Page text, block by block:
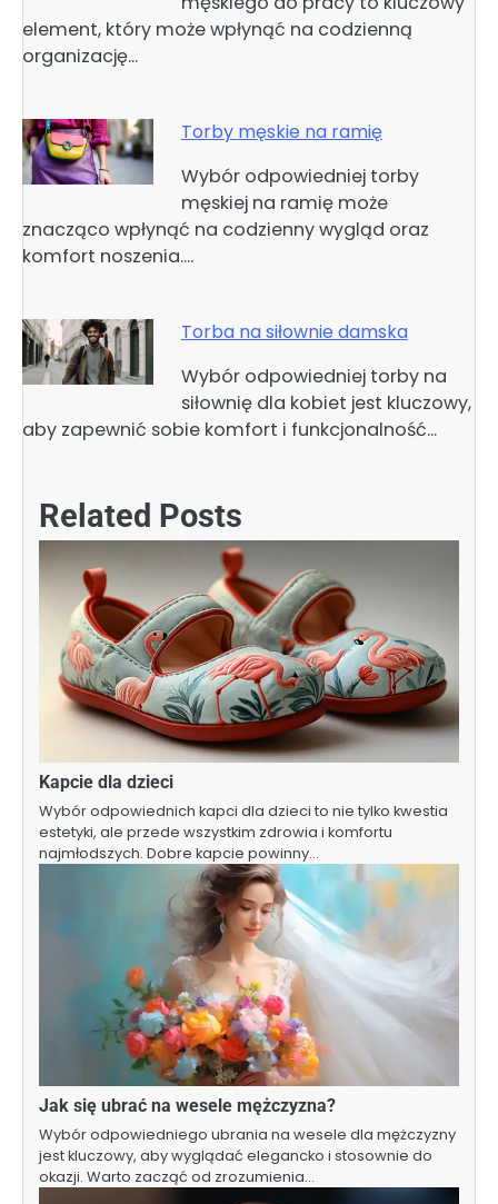
element, który może wpłynąć na codzienną
organizację…
Torby męskie na ramię
Wybór odpowiedniej torby
męskiej na ramię może
znacząco wpłynąć na codzienny wygląd oraz
komfort noszenia.…
Torba na siłownie damska
Wybór odpowiedniej torby na
siłownię dla kobiet jest kluczowy,
aby zapewnić sobie komfort i funkcjonalność…
Related Posts
Kapcie dla dzieci
Wybór odpowiednich kapci dla dzieci to nie tylko kwestia
estetyki, ale przede wszystkim zdrowia i komfortu
najmłodszych. Dobre kapcie powinny…
Jak się ubrać na wesele mężczyzna?
Wybór odpowiedniego ubrania na wesele dla mężczyzny
jest kluczowy, aby wyglądać elegancko i stosownie do
okazji. Warto zacząć od zrozumienia…